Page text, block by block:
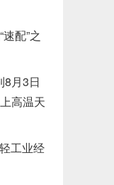
配”之
8月3日
高温天
工业经